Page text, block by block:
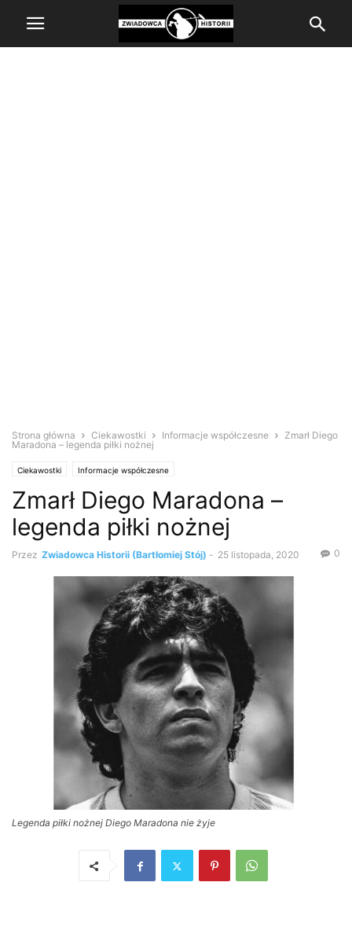
Strona główna Ciekawostki Informacje współczesne
Zmarł Diego
Maradona – legenda piłki nożnej
Ciekawostki Informacje współczesne
Zmarł Diego Maradona –
legenda piłki nożnej
Przez Zwiadowca Historii (Bartłomiej Stój) - 25 listopada, 2020 0
Legenda piłki nożnej Diego Maradona nie żyje